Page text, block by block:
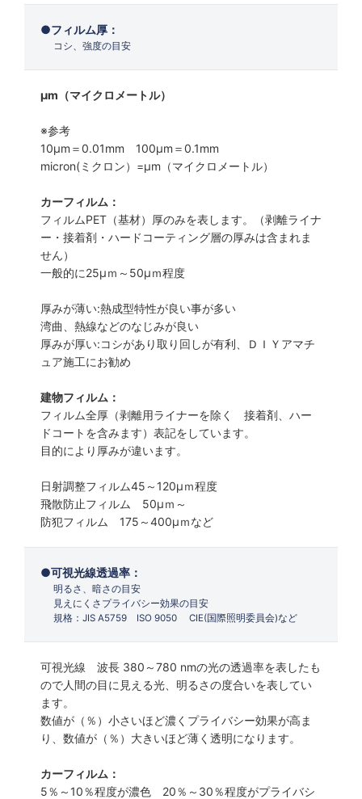
フィルム厚：
コシ、強度の目安
μm（マイクロメートル）
※参考
10μm＝0.01mm 100μm＝0.1mm
micron(ミクロン）=µm（マイクロメートル）
カーフィルム：
フィルムPET（基材）厚のみを表します。（剥離ライナ
ー・接着剤・ハードコーティング層の厚みは含まれま
せん）
一般的に25µｍ～50µｍ程度
厚みが薄い:熱成型特性が良い事が多い
湾曲、熱線などのなじみが良い
厚みが厚い:コシがあり取り回しが有利、ＤＩＹアマチ
ュア施工にお勧め
建物フィルム：
フィルム全厚（剥離用ライナーを除く 接着剤、ハー
ドコートを含みます）表記をしています。
目的により厚みが違います。
日射調整フィルム45～120µｍ程度
飛散防止フィルム 50µｍ～
防犯フィルム 175～400µｍなど
可視光線透過率：
明るさ、暗さの目安
見えにくさプライバシー効果の目安
規格：JIS A5759 ISO 9050 CIE(国際照明委員会)など
可視光線 波長 380～780 nmの光の透過率を表したも
ので人間の目に見える光、明るさの度合いを表してい
ます。
数値が（％）小さいほど濃くプライバシー効果が高ま
り、数値が（％）大きいほど薄く透明になります。
カーフィルム：
5％～10％程度が濃色 20％～30％程度がプライバシ